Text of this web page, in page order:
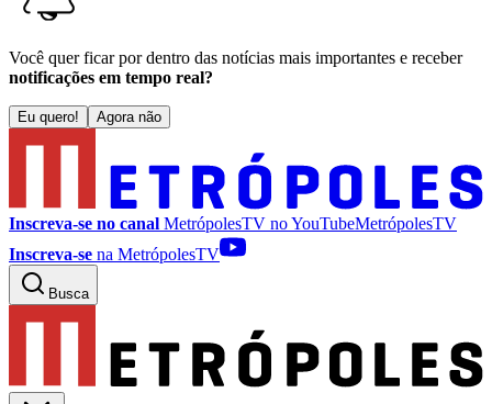
Você quer ficar por dentro das notícias mais importantes e receber
notificações em tempo real?
Eu quero! Agora não
Inscreva-se no canal MetrópolesTV noYouTubeMetrópolesTV
Inscreva-se na MetrópolesTV
Busca